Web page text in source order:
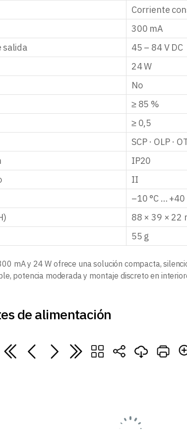
Corriente
300 mA
salida
45 – 84 V DC
24 W
No
≥ 85 %
≥ 0,5
SCP · OLP ·
IP20
II
–10 °C … +40
88 × 39 × 22
55 g
mA y 24 W ofrece una solución compacta,
potencia moderada y montaje discreto en
de alimentación